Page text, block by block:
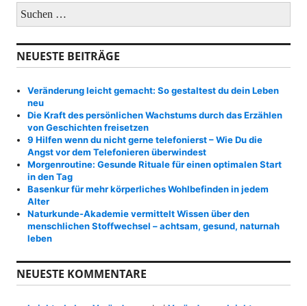
S
u
h
e
n
c
:
NEUESTE BEITRÄGE
Veränderung leicht gemacht: So gestaltest du dein Leben
neu
Die Kraft des persönlichen Wachstums durch das Erzählen
von Geschichten freisetzen
9 Hilfen wenn du nicht gerne telefonierst – Wie Du die
Angst vor dem Telefonieren überwindest
Morgenroutine: Gesunde Rituale für einen optimalen Start
in den Tag
Basenkur für mehr körperliches Wohlbefinden in jedem
Alter
Naturkunde-Akademie vermittelt Wissen über den
menschlichen Stoffwechsel – achtsam, gesund, naturnah
leben
NEUESTE KOMMENTARE